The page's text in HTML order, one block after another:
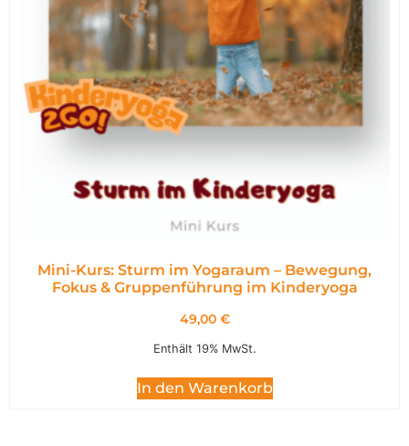
Mini-Kurs: Sturm im Yogaraum – Bewegung,
Fokus & Gruppenführung im Kinderyoga
49,00 €
Enthält 19% MwSt.
In den Warenkorb